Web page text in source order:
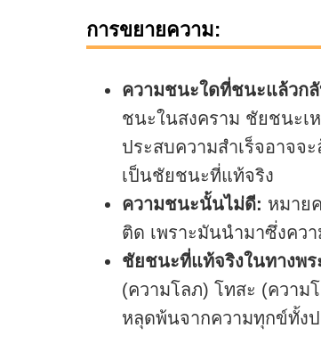
การขยายความ:
ความชนะใดที่ชนะแล้วก
ชนะในสงคราม ชัยชนะเ
ประสบความสำเร็จอาจจ
เป็นชัยชนะที่แท้จริง
ความชนะนั้นไม่ดี: หมาย
ติด เพราะมันนำมาซึ่งคว
ชัยชนะที่แท้จริงในทางพ
(ความโลภ) โทสะ (ความ
หลุดพ้นจากความทุกข์ทั้งป